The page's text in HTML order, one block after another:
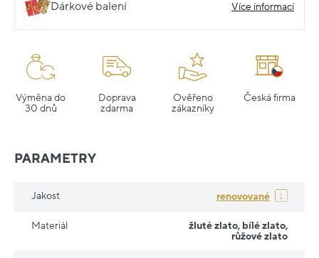
Dárkové balení Více informací
Výměna do
30 dnů
Doprava
zdarma
Ověřeno
zákazníky
Česká firma
PARAMETRY
Jakost renovované
Materiál žluté zlato, bílé zlato,
růžové zlato